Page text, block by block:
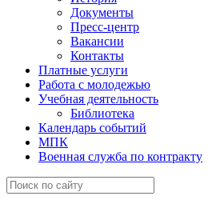
Документы
Пресс-центр
Вакансии
Контакты
Платные услуги
Работа с молодежью
Учебная деятельность
Библиотека
Календарь событий
МПК
Военная служба по контракту